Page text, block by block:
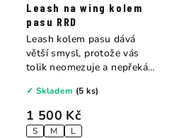
Leash na wing kolem
pasu RRD
1 500 Kč
S M L
✓ Skladem (5 ks)
Leash kolem pasu dává
větší smysl, protože vás
tolik neomezuje a nepřekáží